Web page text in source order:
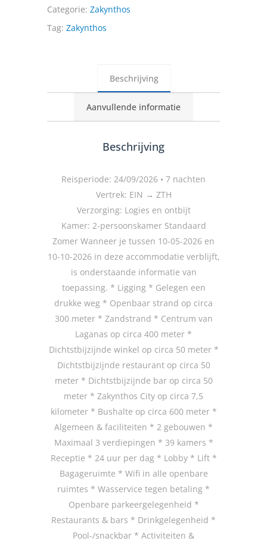
Categorie: Zakynthos
Tag: Zakynthos
Beschrijving
Aanvullende informatie
Beschrijving
Reisperiode: 24/09/2026 • 7 nachten
Vertrek: EIN → ZTH
Verzorging: Logies en ontbijt
Kamer: 2-persoonskamer Standaard
Zomer Wanneer je tussen 10-05-2026 en
10-10-2026 in deze accommodatie verblijft,
is onderstaande informatie van
toepassing. * Ligging * Gelegen een
drukke weg * Openbaar strand op circa
300 meter * Zandstrand * Centrum van
Laganas op circa 400 meter *
Dichtstbijzijnde winkel op circa 50 meter *
Dichtstbijzijnde restaurant op circa 50
meter * Dichtstbijzijnde bar op circa 50
meter * Zakynthos City op circa 7,5
kilometer * Bushalte op circa 600 meter *
Algemeen & faciliteiten * 2 gebouwen *
Maximaal 3 verdiepingen * 39 kamers *
Receptie * 24 uur per dag * Lobby * Lift *
Bagageruimte * Wifi in alle openbare
ruimtes * Wasservice tegen betaling *
Openbare parkeergelegenheid *
Restaurants & bars * Drinkgelegenheid *
Pool-/snackbar * Activiteiten &